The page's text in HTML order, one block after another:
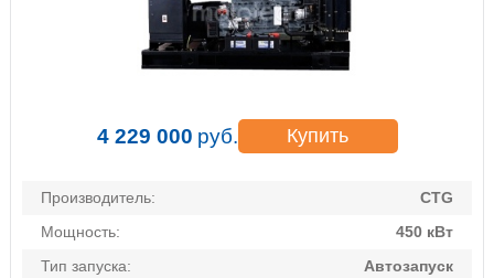
4 229 000 руб. Купить
Производитель:
CTG
Мощность:
450 кВт
Тип запуска:
Автозапуск